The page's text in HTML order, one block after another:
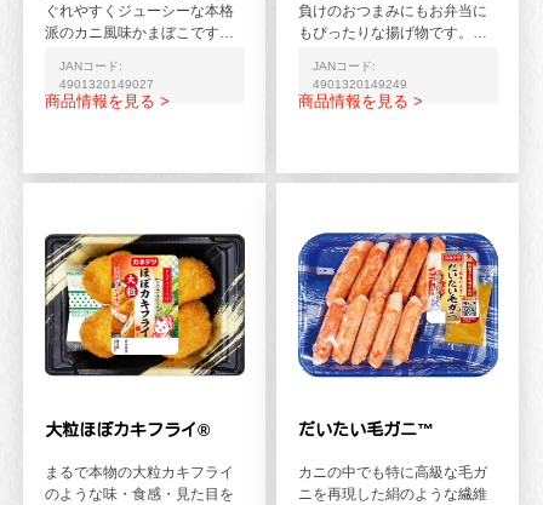
ぐれやすくジューシーな本格
派のカニ風味かまぼこです。
温めるとさらにカニの風味...
JANコード:
4901320149027
商品情報を見る >
負けのおつまみにもお弁当に
もぴったりな揚げ物です。温
「ほぼホタテ®」はカネテツ...
JANコード:
4901320149249
商品情報を見る >
大粒ほぼカキフライ®
まるで本物の大粒カキフライ
のような味・食感・見た目を
だいたい毛ガニ™
カニの中でも特に高級な毛ガ
ニを再現した絹のような繊維